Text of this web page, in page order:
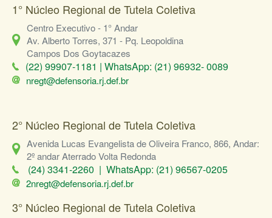
1° Núcleo Regional de Tutela Coletiva
Centro Executivo - 1° Andar
Av. Alberto Torres, 371 - Pq. Leopoldina
Campos Dos Goytacazes
(22) 99907-1181 | WhatsApp: (21) 96932- 0089
nregt@defensoria.rj.def.br
2° Núcleo Regional de Tutela Coletiva
Avenida Lucas Evangelista de Oliveira Franco, 866, Andar:
2º andar Aterrado Volta Redonda
(24) 3341-2260 | WhatsApp: (21) 96567-0205
2nregt@defensoria.rj.def.br
3° Núcleo Regional de Tutela Coletiva